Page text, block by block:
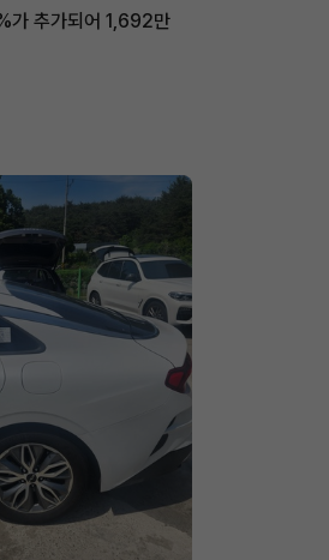
가 추가되어 1,692만